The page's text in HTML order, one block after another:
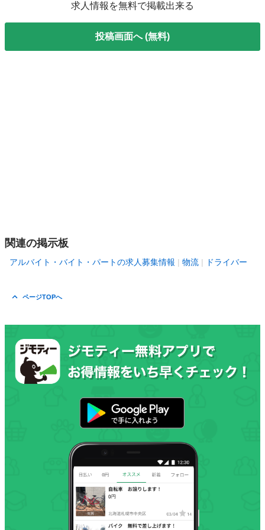
求人情報を無料で掲載出来る
投稿画面へ (無料)
関連の掲示板
アルバイト・バイト・パートの求人募集情報 物流 ドライバー
ページTOPへ